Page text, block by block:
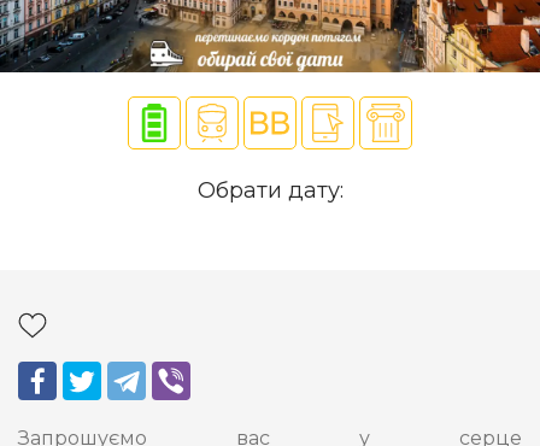
Обрати дату:
Запрошуємо вас у серце